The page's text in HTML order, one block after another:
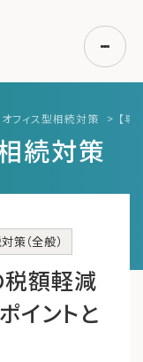
オフィス型相続対策 > 【
続対策
策（全般）
税額軽減
イントと